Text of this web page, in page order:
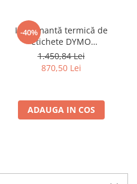
-40%
Imprimantă termică de
etichete DYMO
LabelWriter 5XL pentru
AWB, etichete de format
mare și imprimare pe
2112725
1.450,84 Lei
870,50 Lei
ADAUGA IN COS